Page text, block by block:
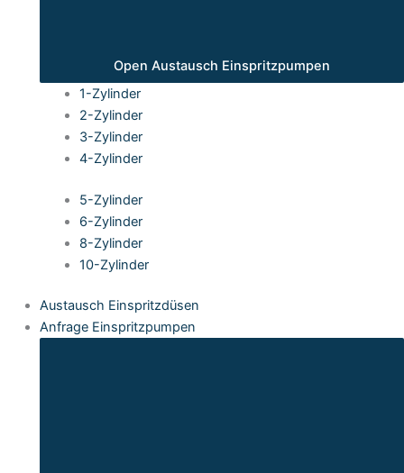
Open Austausch Einspritzpumpen
1-Zylinder
2-Zylinder
3-Zylinder
4-Zylinder
5-Zylinder
6-Zylinder
8-Zylinder
10-Zylinder
Austausch Einspritzdüsen
Anfrage Einspritzpumpen